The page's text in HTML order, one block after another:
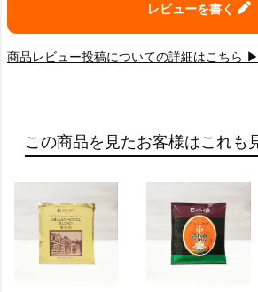
レビューを書く
商品レビュー投稿についての詳細はこちら ▶
この商品を見たお客様はこれも